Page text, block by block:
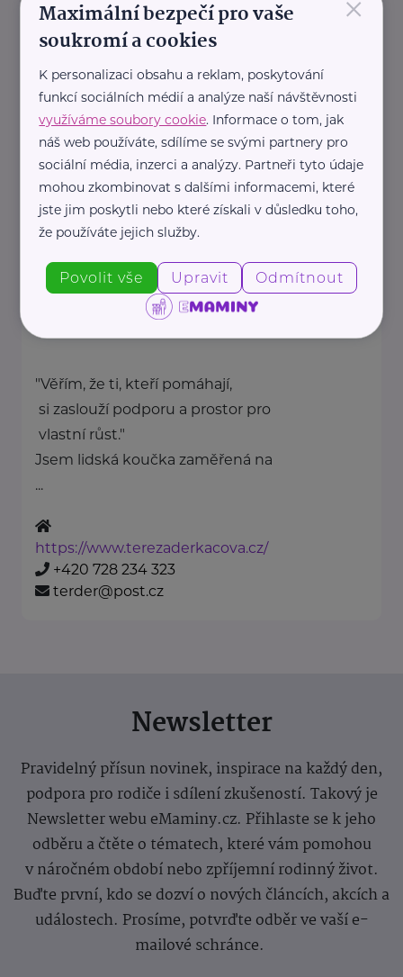
Rodinná síť
Klimentská 1246/1 Praha 1
Průvodce světem náhradní
rodinné péče v ČR
Portál Rodinná síť je přední
informační platforma zaměřená ...
https://rodinnasit.cz/
info@rodinnasit.cz
Tereza Derkačová
"Věřím, že ti, kteří pomáhají,
si zaslouží podporu a prostor pro
vlastní růst."
Jsem lidská koučka zaměřená na
...
https://www.terezaderkacova.cz/
+420 728 234 323
terder@post.cz
Newsletter
Pravidelný přísun novinek, inspirace na každý den,
podpora pro rodiče i sdílení zkušeností. Takový je
Newsletter webu eMaminy.cz. Přihlaste se k jeho
odběru a čtěte o tématech, které vám pomohou
v náročném období nebo zpříjemní rodinný život.
Buďte první, kdo se dozví o nových článcích, akcích a
událostech. Prosíme, potvrďte odběr ve vaší e-
mailové schránce.
Maximální bezpečí pro vaše
soukromí a cookies
K personalizaci obsahu a reklam, poskytování
funkcí sociálních médií a analýze naší návštěvnosti
využíváme soubory cookie. Informace o tom, jak
náš web používáte, sdílíme se svými partnery pro
sociální média, inzerci a analýzy. Partneři tyto údaje
mohou zkombinovat s dalšími informacemi, které
jste jim poskytli nebo které získali v důsledku toho,
že používáte jejich služby.
Povolit vše Upravit Odmítnout